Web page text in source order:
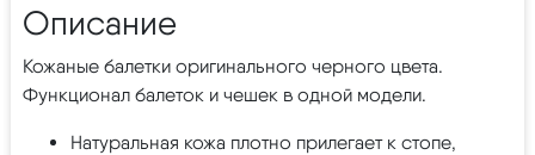
Описание
Кожаные балетки оригинального черного цвета.
Функционал балеток и чешек в одной модели.
Натуральная кожа плотно прилегает к стопе,